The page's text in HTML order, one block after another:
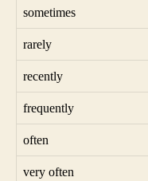
sometimes
rarely
recently
frequently
often
very often